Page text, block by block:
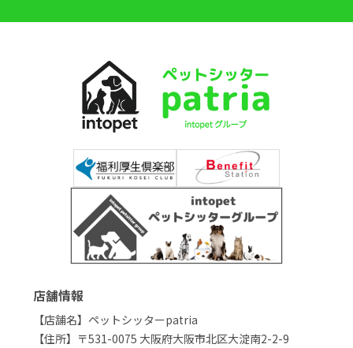
店舗情報
【店舗名】ペットシッターpatria
【住所】〒531-0075 大阪府大阪市北区大淀南2-2-9